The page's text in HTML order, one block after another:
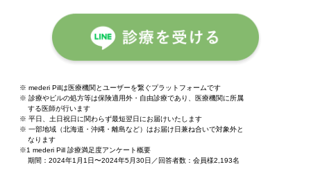
mederi Pillは医療機関とユーザーを繋ぐプラットフォームです
診療やピルの処方等は保険適用外・自由診療であり、医療機関に所属
する医師が行います
平日、土日祝日に関わらず最短翌日にお届けいたします
一部地域（北海道・沖縄・離島など）はお届け日兼ね合いで対象外と
なります
mederi Pill 診療満足度アンケート概要
期間：2024年1月1日〜2024年5月30日／回答者数：会員様2,193名